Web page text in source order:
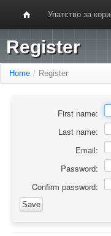
Упатство за
Register
Home / Register
First name:
Last name:
Email:
Password:
Confirm password: